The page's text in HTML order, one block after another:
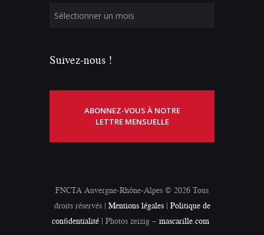
Suivez-nous !
ABONNEZ-VOUS À NOTRE
LETTRE MENSUELLE
FNCTA Auvergne-Rhône-Alpes © 2026 Tous
droits réservés | Mentions légales| Politique de
confidentialité | Photos zeizig – mascarille.com